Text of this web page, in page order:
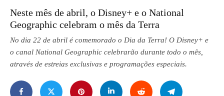
Neste mês de abril, o Disney+ e o National
Geographic celebram o mês da Terra
No dia 22 de abril é comemorado o Dia da Terra! O Disney+ e
o canal National Geographic celebrarão durante todo o mês,
através de estreias exclusivas e programações especiais.